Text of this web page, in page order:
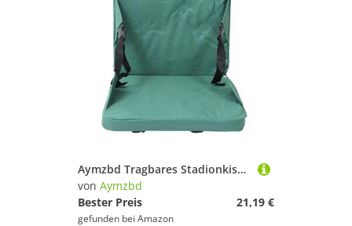
Aymzbd Tragbares Stadionkissen, Dickes Kissen, Matte, Mehrzweckstuhl Aus Oxford Stoff, Gepolsterter Sitz für Picknick, Rasen Und Wandern, GrÜn
von Aymzbd
Bester Preis
21,19 €
gefunden bei Amazon